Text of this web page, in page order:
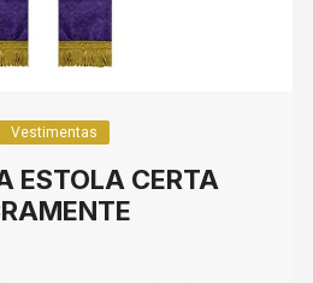
Vestimentas
ESTOLA CERTA